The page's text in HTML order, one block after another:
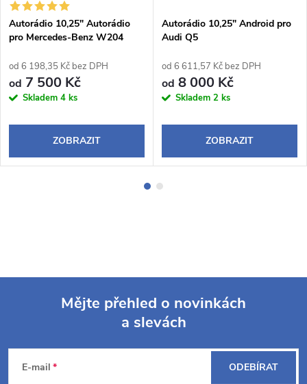
Autorádio 10,25" Autorádio
pro Mercedes-Benz W204
od 6 198,35 Kč bez DPH
od 7 500 Kč
Skladem 4 ks
ZOBRAZIT
Autorádio 10,25" Android pro
Audi Q5
od 6 611,57 Kč bez DPH
od 8 000 Kč
Skladem 2 ks
ZOBRAZIT
Mějte přehled o novinkách
a slevách
E-mail ODEBÍRAT